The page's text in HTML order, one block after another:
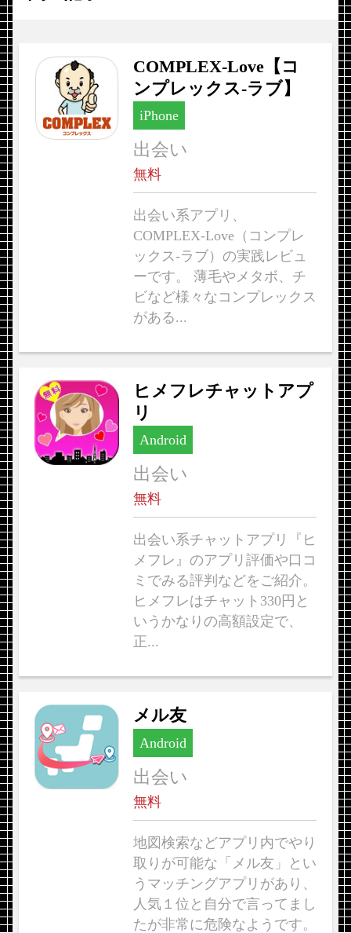
COMPLEX-Love【コ
ンプレックス-ラブ】
iPhone
出会い
無料
出会い系アプリ、
COMPLEX-Love（コンプレ
ックス-ラブ）の実践レビュ
ーです。 薄毛やメタボ、チ
ビなど様々なコンプレックス
がある...
ヒメフレチャットアプ
リ
Android
出会い
無料
出会い系チャットアプリ『ヒ
メフレ』のアプリ評価や口コ
ミでみる評判などをご紹介。
ヒメフレはチャット330円と
いうかなりの高額設定で、
正...
メル友
Android
出会い
無料
地図検索などアプリ内でやり
取りが可能な「メル友」とい
うマッチングアプリがあり、
人気１位と自分で言ってまし
たが非常に危険なようです。